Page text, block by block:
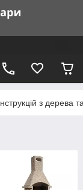
з дерева